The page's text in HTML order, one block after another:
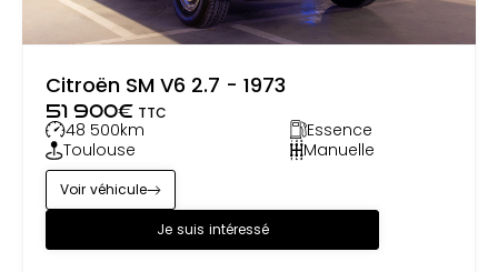
Citroën SM V6 2.7 - 1973
51 900€ TTC
48 500km
Essence
Toulouse
Manuelle
Je suis intéressé
Voir véhicule